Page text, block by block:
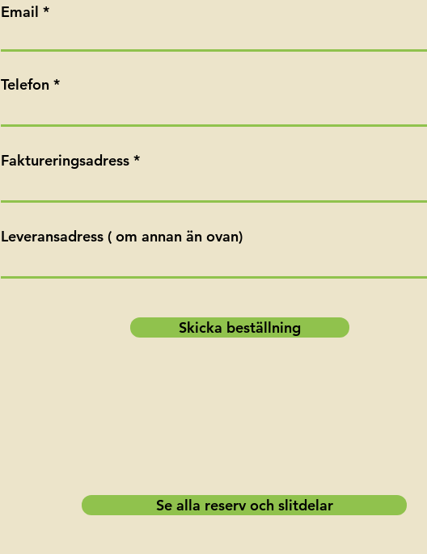
Email
Telefon
Faktureringsadress
Leveransadress ( om annan än ovan)
Skicka beställning
Se alla reserv och slitdelar